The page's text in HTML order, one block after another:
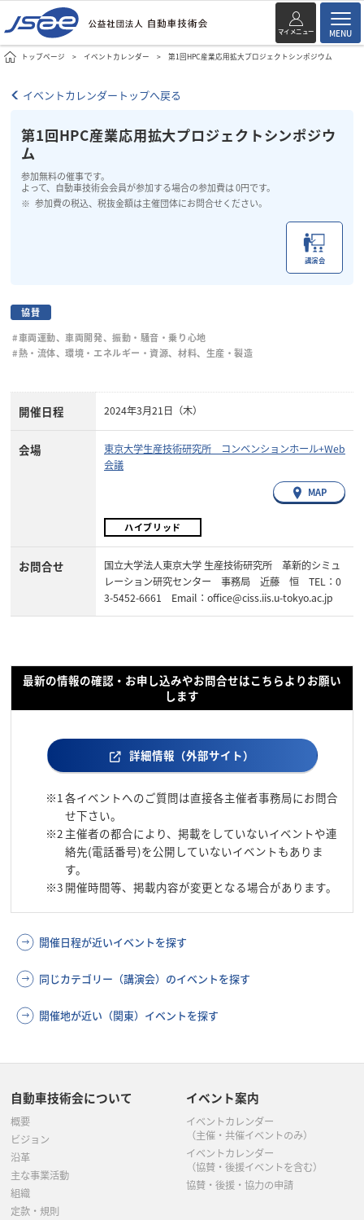
マイメニュー MENU
トップページ イベントカレンダー 第1回HPC産業応用拡大プロジェクトシンポジウム
イベントカレンダートップへ戻る
第1回HPC産業応用拡大プロジェクトシンポジウ
ム
参加無料の催事です。
よって、自動車技術会会員が参加する場合の参加費は 0円です。
参加費の税込、税抜金額は主催団体にお問合せください。
講演会
協賛
#車両運動、車両開発、振動・騒音・乗り心地
#熱・流体、環境・エネルギー・資源、材料、生産・製造
開催日程 2024年3月21日（木）
会場
東京大学生産技術研究所 コンベンションホール+Web
会議
MAP
ハイブリッド
お問合せ
国立大学法人東京大学 生産技術研究所 革新的シミュ
レーション研究センター 事務局 近藤 恒 TEL：0
3-5452-6661 Email：office@ciss.iis.u-tokyo.ac.jp
最新の情報の確認・お申し込みやお問合せはこちらよりお願い
します
詳細情報（外部サイト）
※1 各イベントへのご質問は直接各主催者事務局にお問合
せ下さい。
※2 主催者の都合により、掲載をしていないイベントや連
絡先(電話番号)を公開していないイベントもありま
す。
※3 開催時間等、掲載内容が変更となる場合があります。
開催日程が近いイベントを探す
同じカテゴリー（講演会）のイベントを探す
開催地が近い（関東）イベントを探す
自動車技術会について
概要
ビジョン
沿革
主な事業活動
組織
定款・規則
イベント案内
イベントカレンダー
（主催・共催イベントのみ）
イベントカレンダー
（協賛・後援イベントを含む）
協賛・後援・協力の申請